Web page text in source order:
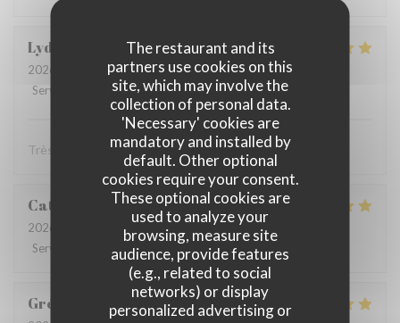
The restaurant and its
partners use cookies on this
site, which may involve the
collection of personal data.
'Necessary' cookies are
mandatory and installed by
default. Other optional
cookies require your consent.
These optional cookies are
used to analyze your
browsing, measure site
audience, provide features
(e.g., related to social
networks) or display
personalized advertising or
Lydia
2026-08-06
- 12:15 - Guests 3
Service
Ambiance: 5/5 Food :5/5 Value: 5/5
Très bonne cuisine ! Très bon accueil !
Catherine
2026-08-02
- 19:30 - Guests 4
Service
Ambiance /5 Food /5 Value
Grégory